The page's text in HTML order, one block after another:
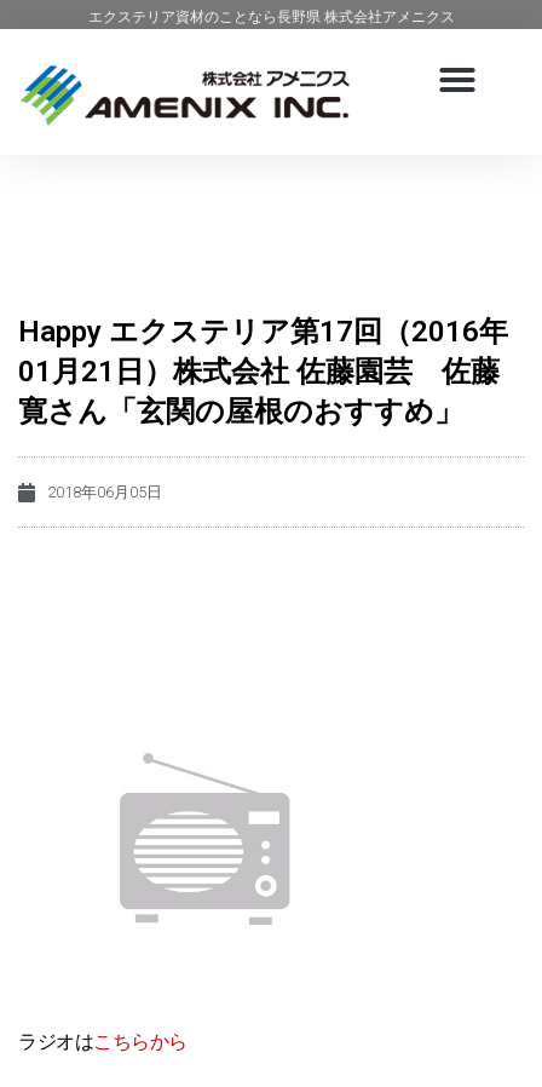
エクステリア資材のことなら長野県 株式会社アメニクス
Happy エクステリア第17回（2016年
01月21日）株式会社 佐藤園芸 佐藤
寛さん「玄関の屋根のおすすめ」
2018年06月05日
ラジオはこちらから